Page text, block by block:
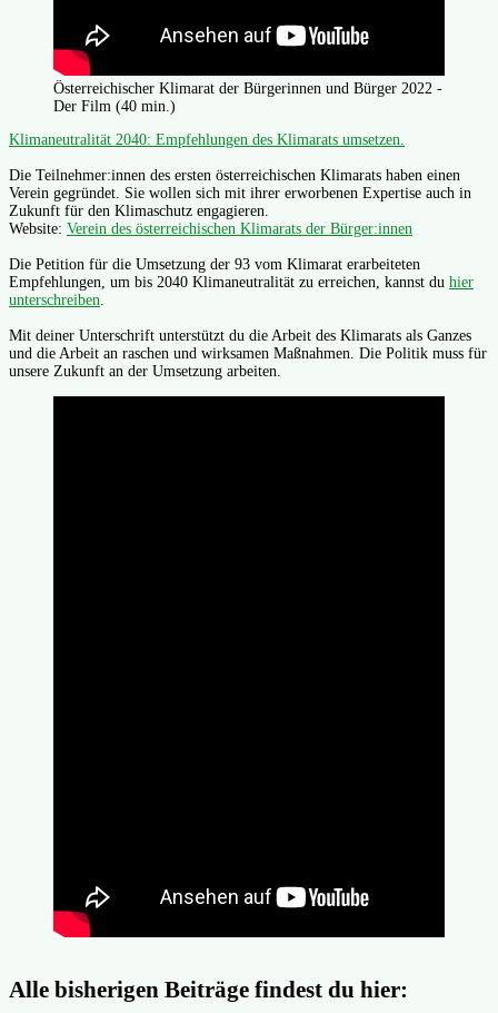
Österreichischer Klimarat der Bürgerinnen und Bürger 2022 -
Der Film (40 min.)
Klimaneutralität 2040: Empfehlungen des Klimarats umsetzen.
Die Teilnehmer:innen des ersten österreichischen Klimarats haben einen
Verein gegründet. Sie wollen sich mit ihrer erworbenen Expertise auch in
Zukunft für den Klimaschutz engagieren.
Website: Verein des österreichischen Klimarats der Bürger:innen
Die Petition für die Umsetzung der 93 vom Klimarat erarbeiteten
Empfehlungen, um bis 2040 Klimaneutralität zu erreichen, kannst du hier
unterschreiben
Mit deiner Unterschrift unterstützt du die Arbeit des Klimarats als Ganzes
und die Arbeit an raschen und wirksamen Maßnahmen. Die Politik muss für
unsere Zukunft an der Umsetzung arbeiten.
Alle bisherigen Beiträge findest du hier: